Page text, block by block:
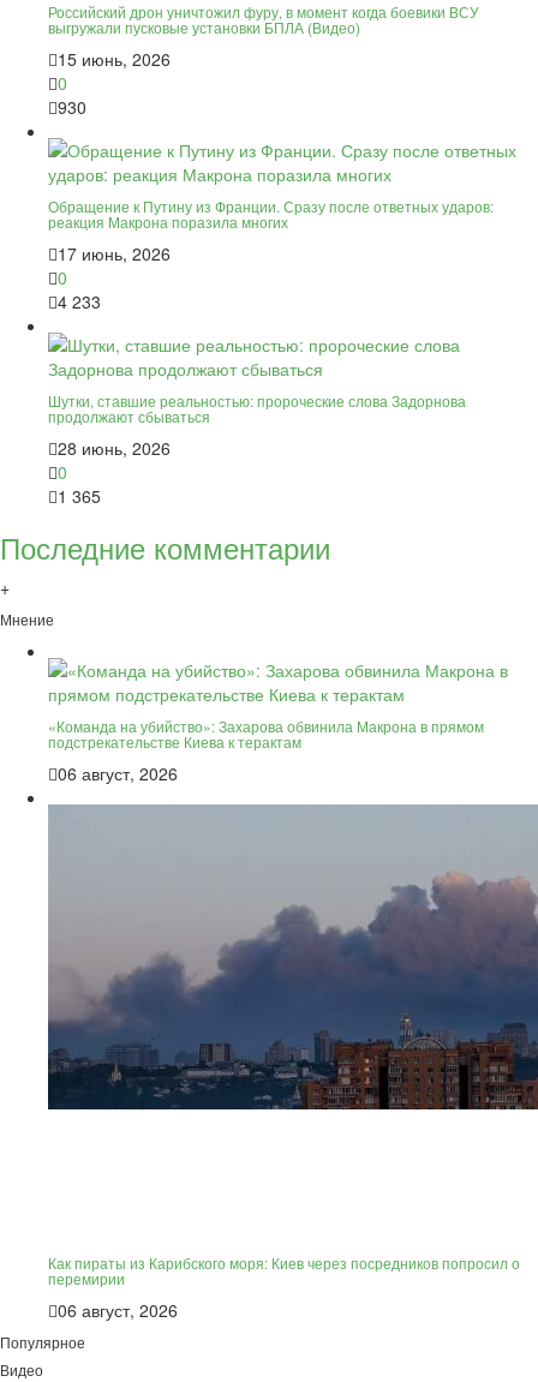
Российский дрон уничтожил фуру, в момент когда боевики ВСУ
выгружали пусковые установки БПЛА (Видео)
15 июнь, 2026
0
930
Обращение к Путину из Франции. Сразу после ответных ударов:
реакция Макрона поразила многих
17 июнь, 2026
0
4 233
Шутки, ставшие реальностью: пророческие слова Задорнова
продолжают сбываться
28 июнь, 2026
0
1 365
Последние комментарии
+
Мнение
«Команда на убийство»: Захарова обвинила Макрона в прямом
подстрекательстве Киева к терактам
06 август, 2026
Как пираты из Карибского моря: Киев через посредников попросил о
перемирии
06 август, 2026
Популярное
Видео